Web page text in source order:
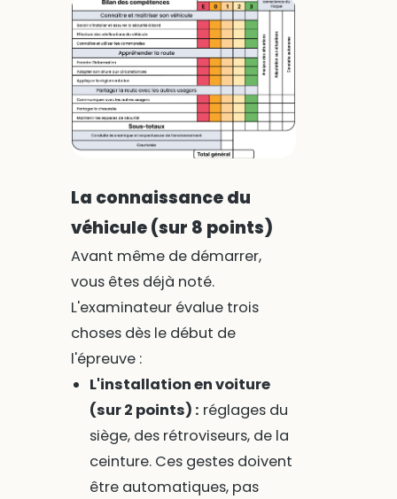
La connaissance du
véhicule (sur 8 points)
Avant même de démarrer,
vous êtes déjà noté.
L'examinateur évalue trois
choses dès le début de
l'épreuve :
L'installation en voiture
(sur 2 points) : réglages du
siège, des rétroviseurs, de la
ceinture. Ces gestes doivent
être automatiques, pas